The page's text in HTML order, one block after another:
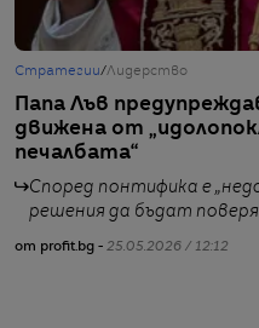
Стратегии/Лидерство
Папа Лъв
движена от
печалбата“
Според понтифика е
решения да бъдат
от profit.bg - 25.05.2026 / 12:12